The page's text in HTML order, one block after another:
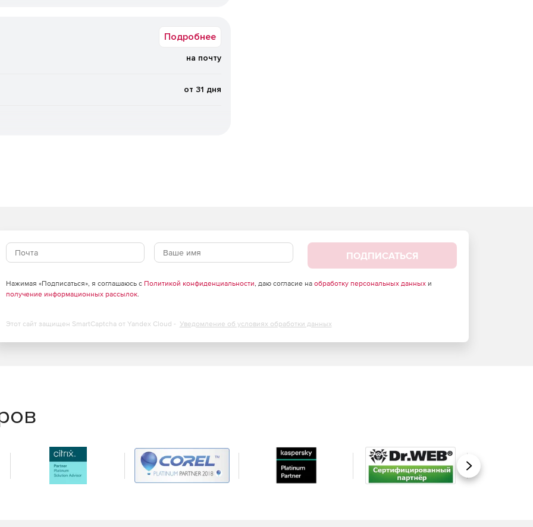
настройки соединения с источником.
MS Access, MS Excel, XML, PDF и TXT.
о процессе выполнения заданий по расписанию.
Lotus, Excel, Graphic, Html.
SQL Console.
Подробнее
на почту
от 31 дня
ПОДПИСАТЬСЯ
Нажимая «Подписаться», я соглашаюсь с Политикой конфиденциальности, даю согласие на обработку персональных данныхи
получение информационных рассылок.
Этот сайт защищен SmartCaptcha от Yandex Cloud - Уведомление об условиях обработки данных
Вперед